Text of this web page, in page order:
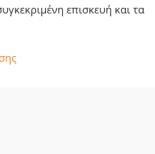
επισκευή και τα